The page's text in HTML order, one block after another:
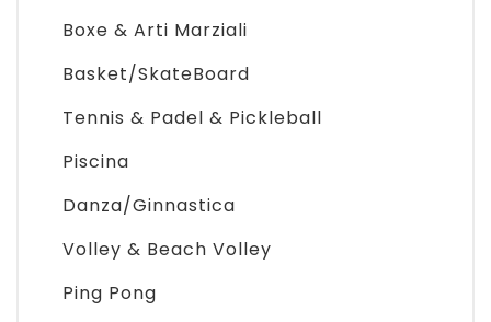
Boxe & Arti Marziali
Basket/SkateBoard
Tennis & Padel & Pickleball
Piscina
Danza/Ginnastica
Volley & Beach Volley
Ping Pong